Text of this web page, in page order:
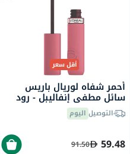
أقل سعر
أحمر شفاه لوريال باريس
سائل مطفي إنفاليبل - رود
تريبينغ/240
التوصيل اليوم
59.48
91.50